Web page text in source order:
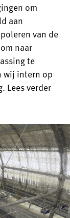
om
aan
van de
naar
te
wij intern op
Lees verder